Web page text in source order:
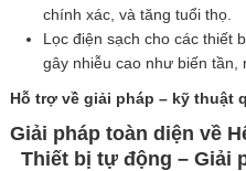
chính xác, và tăng tuổi thọ.
Lọc điện sạch cho các thiết
gây nhiễu cao như biến tần,
Hỗ trợ về giải pháp – kỹ thuật
Giải pháp toàn diện về
Thiết bị tự động – Giải